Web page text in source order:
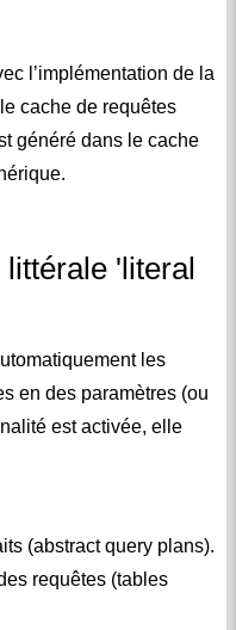
l’implémentation de la
cache de requêtes
généré dans le cache
'literal
les
en des paramètres (ou
est activée, elle
(abstract query plans).
requêtes (tables